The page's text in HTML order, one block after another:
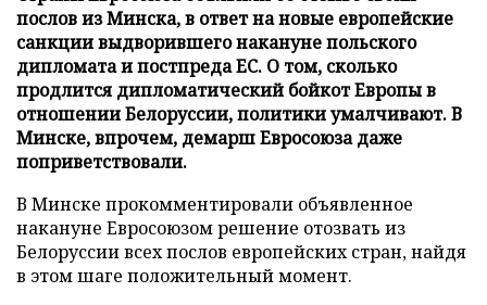
послов из Минска, в ответ на новые европейские
санкции выдворившего накануне польского
дипломата и постпреда ЕС. О том, сколько
продлится дипломатический бойкот Европы в
отношении Белоруссии, политики умалчивают. В
Минске, впрочем, демарш Евросоюза даже
поприветствовали.
В Минске прокомментировали объявленное
накануне Евросоюзом решение отозвать из
Белоруссии всех послов европейских стран, найдя
в этом шаге положительный момент.